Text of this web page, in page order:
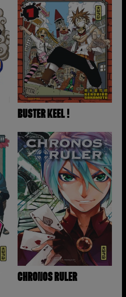
BUSTER KEEL !
CHRONOS RULER